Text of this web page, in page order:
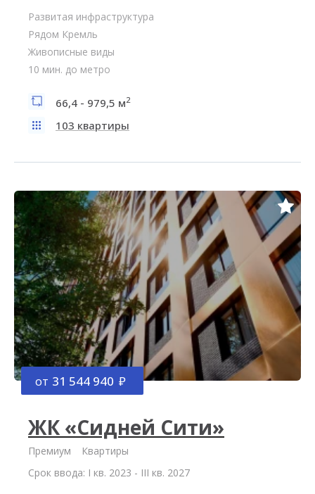
Развитая инфраструктура
Рядом Кремль
Живописные виды
10 мин. до метро
66,4 - 979,5 м2
103 квартиры
от 31 544 940
ЖК «Сидней Сити»
Премиум
Квартиры
Срок ввода: I кв. 2023 - III кв. 2027